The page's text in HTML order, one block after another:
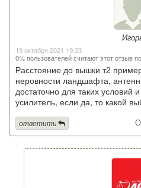
19 октября 2021 19:33
0% пользователей считают этот отзыв
Расстояние до вышки т2
неровности ландшафта,
достаточно для таких условий
усилитель, если да, то какой
ответить